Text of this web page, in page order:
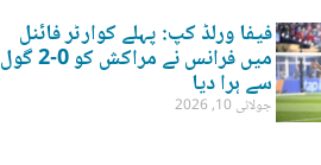
فیفا ورلڈ کپ: پہلے کوارٹر فائنل
میں فرانس نے مراکش کو 0-2 گول
سے ہرا دیا
جولائی 10, 2026